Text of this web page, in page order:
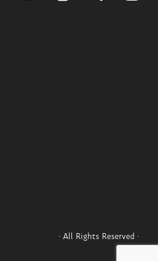
· All Rights Reserved ·